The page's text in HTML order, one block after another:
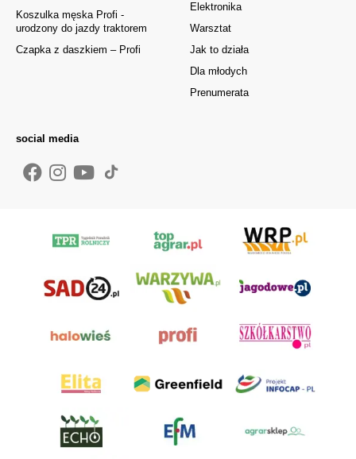
Elektronika
Warsztat
Jak to działa
Dla młodych
Prenumerata
Koszulka męska Profi -
urodzony do jazdy traktorem
Czapka z daszkiem – Profi
social media